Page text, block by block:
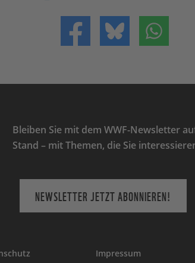
Teilen auf Facebook
Teilen auf
Bleiben Sie mit dem WWF-Newsletter
Stand – mit Themen, die Sie
NEWSLETTER JETZT ABONNIEREN!
Impressum